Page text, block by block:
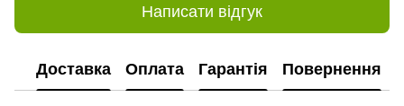
Написати відгук
Доставка Оплата Гарантія Повернення